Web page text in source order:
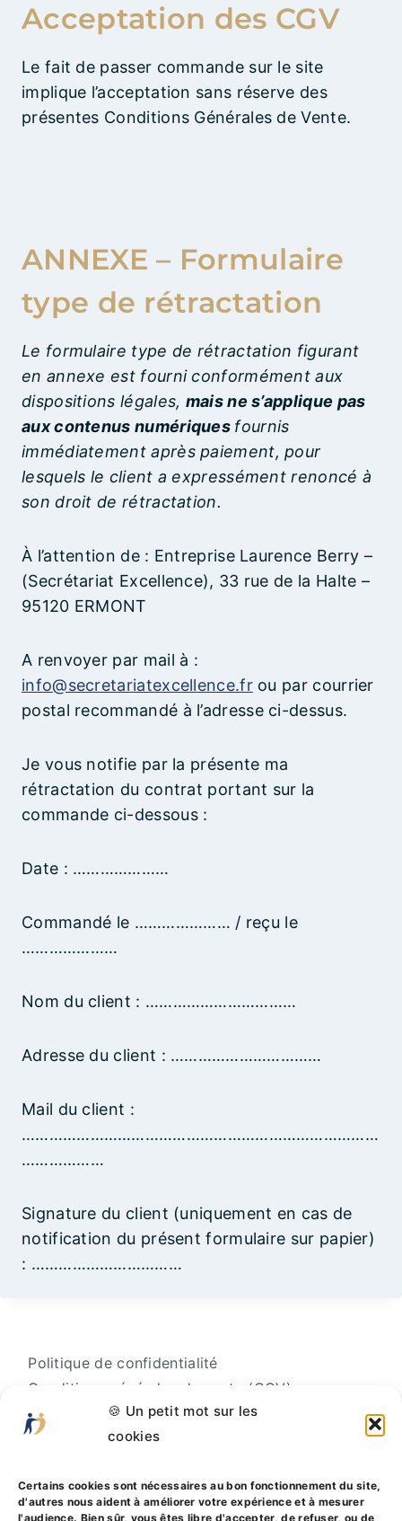
🍪 Un petit mot sur les
cookies
Certains cookies sont nécessaires au bon fonctionnement du site,
d'autres nous aident à améliorer votre expérience et à mesurer
l'audience. Bien sûr, vous êtes libre d'accepter, de refuser, ou de
Acceptation des CGV
Le fait de passer commande sur le site
implique l’acceptation sans réserve des
présentes Conditions Générales de Vente.
ANNEXE – Formulaire
type de rétractation
Le formulaire type de rétractation figurant
en annexe est fourni conformément aux
dispositions légales, mais ne s’applique pas
aux contenus numériques fournis
immédiatement après paiement, pour
lesquels le client a expressément renoncé à
son droit de rétractation.
À l’attention de : Entreprise Laurence Berry –
(Secrétariat Excellence), 33 rue de la Halte –
95120 ERMONT
A renvoyer par mail à :
info@secretariatexcellence.frou par courrier
postal recommandé à l’adresse ci-dessus.
Je vous notifie par la présente ma
rétractation du contrat portant sur la
commande ci-dessous :
Date : …………………
Commandé le ………………… / reçu le
…………………
Nom du client : ……………………………
Adresse du client : ……………………………
Mail du client :
……………………………………………………………………
………………
Signature du client (uniquement en cas de
notification du présent formulaire sur papier)
: ……………………………
Politique de confidentialité
Conditions générales de vente (CGV) –
Professionnels
Conditions générales de vente (CGV) –
Politique de cookies (UE)
AUTRES RESSOURCES